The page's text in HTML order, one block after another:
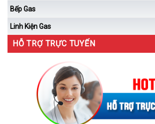
Bếp Gas
Linh Kiện Gas
HỖ TRỢ TRỰC TUYẾN